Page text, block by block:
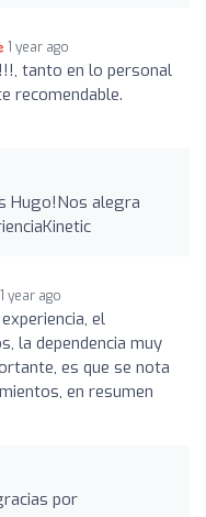
1 year ago
tanto en lo personal
recomendable.
Hugo!Nos alegra
1 year ago
el
la dependencia muy
es que se nota
en resumen
por